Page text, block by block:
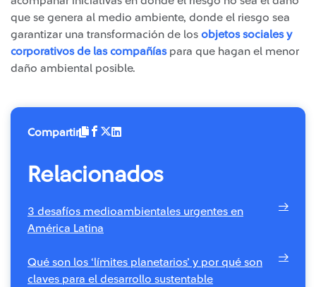
que se genera al medio ambiente, donde el riesgo sea
garantizar una transformación de los objetos sociales y
corporativos de las compañíaspara que hagan el menor
daño ambiental posible.
Compartir
Relacionados
3 desafíos medioambientales urgentes en
América Latina
Qué son los ‘límites planetarios’ y por qué son
claves para el desarrollo sustentable